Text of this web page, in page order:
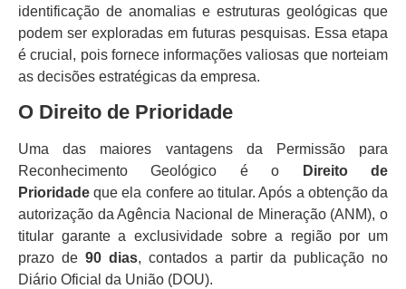
identificação de anomalias e estruturas geológicas que
podem ser exploradas em futuras pesquisas. Essa etapa
é crucial, pois fornece informações valiosas que norteiam
as decisões estratégicas da empresa.
O Direito de Prioridade
Uma das maiores vantagens da Permissão para
Reconhecimento Geológico é o
Direito de
Prioridade que ela confere ao titular. Após a obtenção da
autorização da Agência Nacional de Mineração (ANM), o
titular garante a exclusividade sobre a região por um
prazo de 90 dias, contados a partir da publicação no
Diário Oficial da União (DOU).